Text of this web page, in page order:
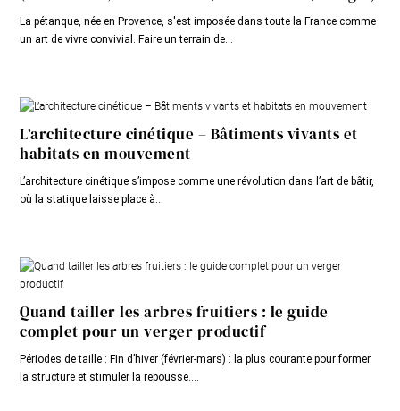
La pétanque, née en Provence, s'est imposée dans toute la France comme
un art de vivre convivial. Faire un terrain de...
L’architecture cinétique – Bâtiments vivants et
habitats en mouvement
L’architecture cinétique s’impose comme une révolution dans l’art de bâtir,
où la statique laisse place à...
Quand tailler les arbres fruitiers : le guide
complet pour un verger productif
Périodes de taille : Fin d’hiver (février-mars) : la plus courante pour former
la structure et stimuler la repousse....